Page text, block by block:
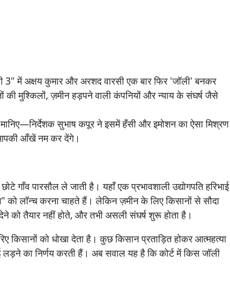
3" में अक्षय कुमार और अरशद वारसी एक बार फिर 'जॉली' बनकर
मुश्किलों, ज़मीन हड़पने वाली कंपनियों और न्याय के संघर्ष जैसे
सुभाष कपूर ने इसमें हँसी और इमोशन का ऐसा मिश्रण
आँखें नम कर देंगे।
गाँव पारसौल ले जाती है। यहाँ एक प्रभावशाली उद्योगपति हरिभाई
को लॉन्च करना चाहते हैं। लेकिन ज़मीन के लिए किसानों से सौदा
को तैयार नहीं होते, और तभी असली संघर्ष शुरू होता है।
किसानों को धोखा देता है। कुछ किसान प्रताड़ित होकर आत्महत्या
का निर्णय करती हैं। अब सवाल यह है कि कोर्ट में किस जॉली